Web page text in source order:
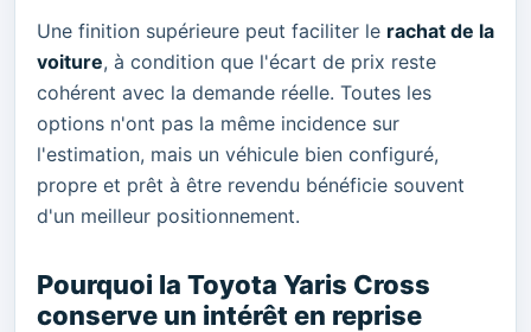
Une finition supérieure peut faciliter le rachat de la
voiture, à condition que l'écart de prix reste
cohérent avec la demande réelle. Toutes les
options n'ont pas la même incidence sur
l'estimation, mais un véhicule bien configuré,
propre et prêt à être revendu bénéficie souvent
d'un meilleur positionnement.
Pourquoi la Toyota Yaris Cross
conserve un intérêt en reprise